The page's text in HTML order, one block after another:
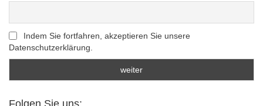
Indem Sie fortfahren, akzeptieren Sie unsere
Datenschutzerklärung.
Folgen Sie uns: